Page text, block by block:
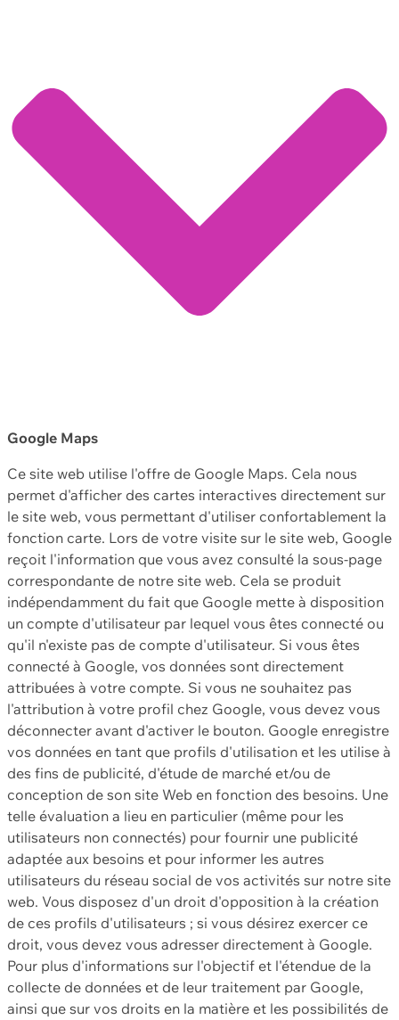
Google Maps
Ce site web utilise l'offre de Google Maps. Cela nous
permet d'afficher des cartes interactives directement sur
le site web, vous permettant d'utiliser confortablement la
fonction carte. Lors de votre visite sur le site web, Google
reçoit l'information que vous avez consulté la sous-page
correspondante de notre site web. Cela se produit
indépendamment du fait que Google mette à disposition
un compte d'utilisateur par lequel vous êtes connecté ou
qu'il n'existe pas de compte d'utilisateur. Si vous êtes
connecté à Google, vos données sont directement
attribuées à votre compte. Si vous ne souhaitez pas
l'attribution à votre profil chez Google, vous devez vous
déconnecter avant d'activer le bouton. Google enregistre
vos données en tant que profils d'utilisation et les utilise à
des fins de publicité, d'étude de marché et/ou de
conception de son site Web en fonction des besoins. Une
telle évaluation a lieu en particulier (même pour les
utilisateurs non connectés) pour fournir une publicité
adaptée aux besoins et pour informer les autres
utilisateurs du réseau social de vos activités sur notre site
web. Vous disposez d'un droit d'opposition à la création
de ces profils d'utilisateurs ; si vous désirez exercer ce
droit, vous devez vous adresser directement à Google.
Pour plus d'informations sur l'objectif et l'étendue de la
collecte de données et de leur traitement par Google,
ainsi que sur vos droits en la matière et les possibilités de